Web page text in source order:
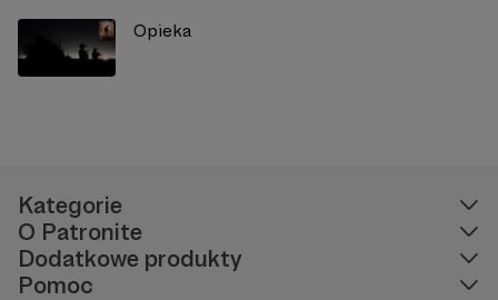
Opieka
Kategorie
O Patronite
Dodatkowe produkty
Pomoc